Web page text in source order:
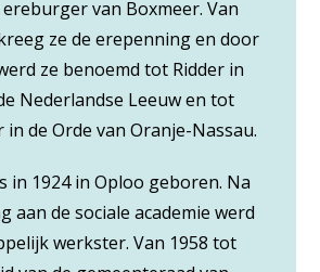
van Boxmeer. Van
ze de erepenning en door
ze benoemd tot Ridder in
Nederlandse Leeuw en tot
in de Orde van Oranje-Nassau.
in 1924 in Oploo geboren. Na
aan de sociale academie werd
werkster. Van 1958 tot